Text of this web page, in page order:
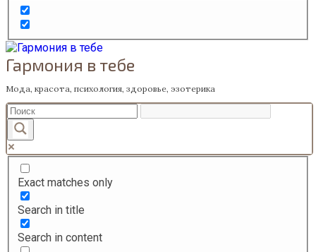
Гармония в тебе
Мода, красота, психология, здоровье, эзотерика
Exact matches only
Search in title
Search in content